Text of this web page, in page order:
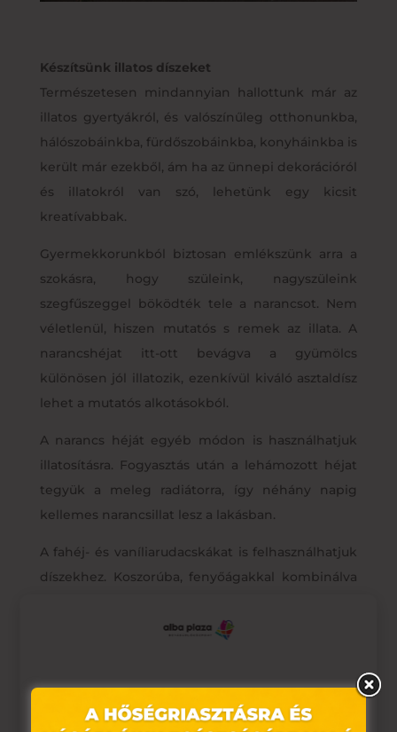
Készítsünk illatos díszeket
Természetesen mindannyian hallottunk már az
illatos gyertyákról, és valószínűleg otthonunkba,
hálószobáinkba, fürdőszobáinkba, konyháinkba is
került már ezekből, ám ha az ünnepi dekorációról
és illatokról van szó, lehetünk egy kicsit
kreatívabbak.
Gyermekkorunkból biztosan emlékszünk arra a
szokásra, hogy szüleink, nagyszüleink
szegfűszeggel böködték tele a narancsot. Nem
véletlenül, hiszen mutatós s remek az illata. A
narancshéjat itt-ott bevágva a gyümölcs
különösen jól illatozik, ezenkívül kiváló asztaldísz
lehet a mutatós alkotásokból.
A narancs héját egyéb módon is használhatjuk
illatosításra. Fogyasztás után a lehámozott héjat
tegyük a meleg radiátorra, így néhány napig
kellemes narancsillat lesz a lakásban.
A fahéj- és vaníliarudacskákat is felhasználhatjuk
díszekhez. Koszorúba, fenyőágakkal kombinálva
felakasztva, vagy asztalon is éreztetik hatásuk.
Nincs hatásosabb, mint amikor a frissen sült
sütemények, mézeskalács illata lengi be a lakást.